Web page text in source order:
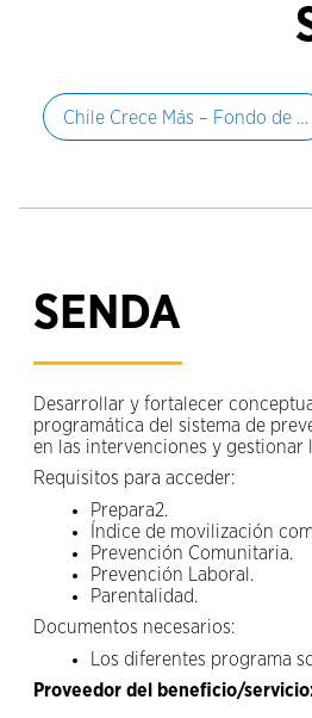
Chile Crece Más – Fondo de …
SENDA
Desarrollar y fortalecer
programática del sistema de
en las intervenciones y gestionar
Requisitos para acceder:
Prepara2.
Índice de movilización
Prevención Comunitaria.
Prevención Laboral.
Parentalidad.
Documentos necesarios:
Los diferentes programa
Proveedor del beneficio/